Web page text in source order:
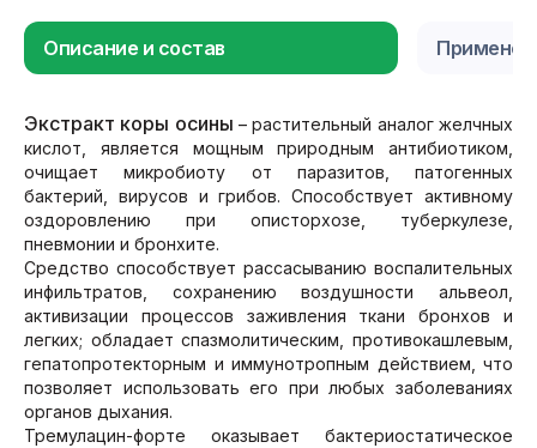
Описание и состав
Экстракт коры осины – растительный аналог желчных
кислот, является мощным природным антибиотиком,
очищает микробиоту от паразитов, патогенных
бактерий, вирусов и грибов. Способствует активному
оздоровлению при описторхозе, туберкулезе,
пневмонии и бронхите.
Средство способствует рассасыванию воспалительных
инфильтратов, сохранению воздушности альвеол,
активизации процессов заживления ткани бронхов и
легких; обладает спазмолитическим, противокашлевым,
гепатопротекторным и иммунотропным действием, что
позволяет использовать его при любых заболеваниях
органов дыхания.
Тремулацин-форте оказывает бактериостатическое